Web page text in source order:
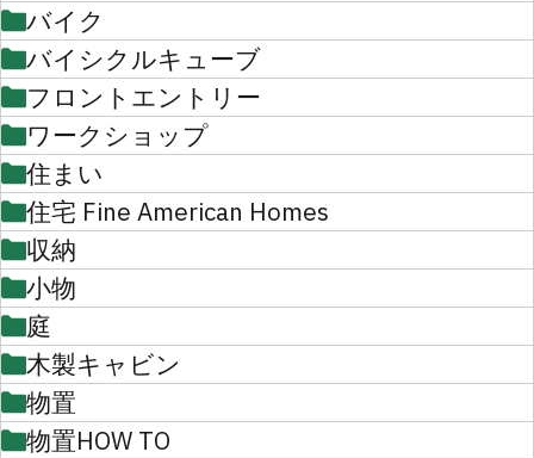
バイク
バイシクルキューブ
フロントエントリー
ワークショップ
住まい
住宅 Fine American Homes
収納
小物
庭
木製キャビン
物置
物置HOW TO